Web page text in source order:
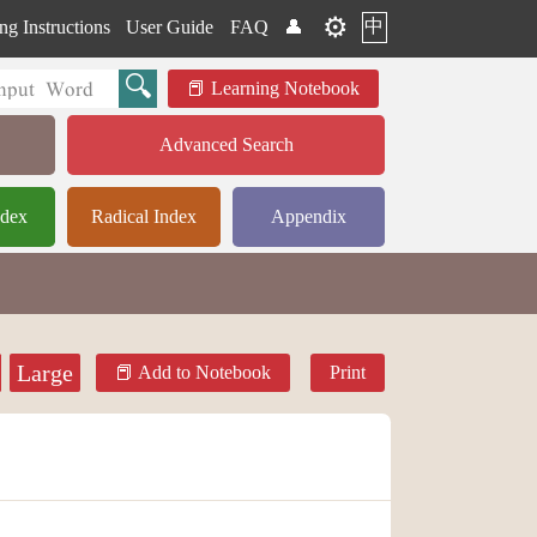
Instructions User Guide FAQ 👤 ⚙️ 中
Learning Notebook
Advanced Search
Radical Index Appendix
Large Add to Notebook Print